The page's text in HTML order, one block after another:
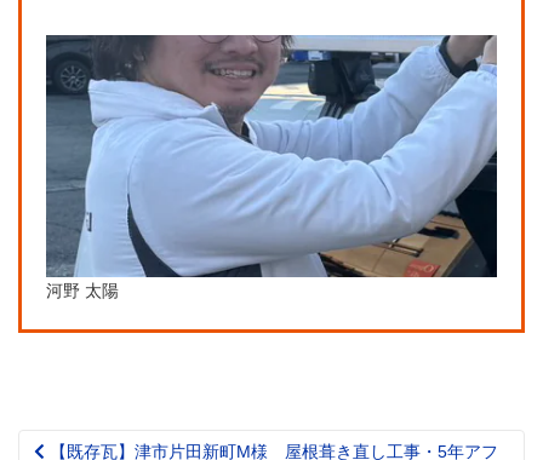
河野 太陽
【既存瓦】津市片田新町M様 屋根葺き直し工事・5年アフ